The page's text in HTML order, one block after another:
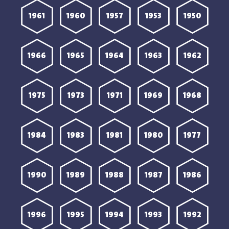
1950
1953
1957
1960
1961
1962
1963
1964
1965
1966
1968
1969
1971
1973
1975
1977
1980
1981
1983
1984
1986
1987
1988
1989
1990
1992
1993
1994
1995
1996